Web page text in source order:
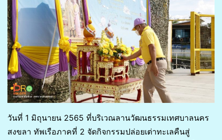
วันที่ 1 มิถุนายน 2565 ที่บริเวณลานวัฒนธรรมเทศบาลนคร
สงขลา ทัพเรือภาคที่ 2 จัดกิจกรรมปล่อยเต่าทะเลคืนสู่